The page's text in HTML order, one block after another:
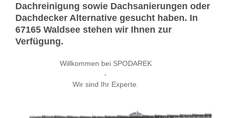
Dachreinigung sowie Dachsanierungen oder
Dachdecker Alternative gesucht haben. In
67165 Waldsee stehen wir Ihnen zur
Verfügung.
Willkommen bei SPODAREK
-
Wir sind Ihr Experte.